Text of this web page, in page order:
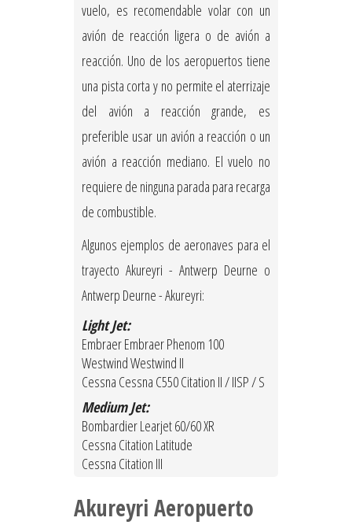
vuelo, es recomendable volar con un
avión de reacción ligera o de avión a
reacción. Uno de los aeropuertos tiene
una pista corta y no permite el aterrizaje
del avión a reacción grande, es
preferible usar un avión a reacción o un
avión a reacción mediano. El vuelo no
requiere de ninguna parada para recarga
de combustible.
Algunos ejemplos de aeronaves para el
trayecto Akureyri - Antwerp Deurne o
Antwerp Deurne - Akureyri:
Light Jet:
Embraer Embraer Phenom 100
Westwind Westwind II
Cessna Cessna C550 Citation II / IISP / S
Medium Jet:
Bombardier Learjet 60/60 XR
Cessna Citation Latitude
Cessna Citation III
Akureyri Aeropuerto